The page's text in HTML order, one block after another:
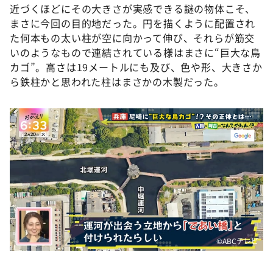
近づくほどにその大きさが実感できる謎の物体こそ、
まさに今回の目的地だった。円を描くように配置され
た何本もの太い柱が空に向かって伸び、それらが筋交
いのようなもので連結されている様はまさに“巨大な鳥
カゴ”。高さは19メートルにも及び、色や形、大きさか
ら鉄柱かと思われた柱はまさかの木製だった。
©️ABCテレビ